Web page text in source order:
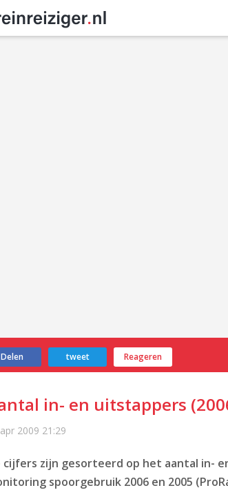
Delen tweet Reageren
in- en uitstappers
2009 21:29
cijfers zijn gesorteerd op het aantal in-
spoorgebruik 2006 en 2005